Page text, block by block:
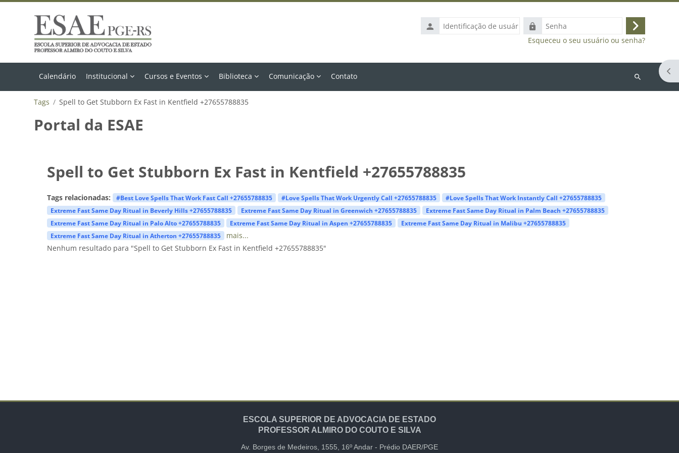
Identificação
de
Senha
Acessar
Esqueceu o seu usuário ou senha?
Calendário Institucional Cursos e Eventos Biblioteca Comunicação Contato
Buscar
Tags Spell to Get Stubborn Ex Fast in Kentfield +27655788835
Portal da ESAE
Spell to Get Stubborn Ex Fast in Kentfield +27655788835
Tags relacionadas: #Best Love Spells That Work Fast Call +27655788835 #Love Spells That Work Urgently Call +27655788835
#Love Spells That Work Instantly Call +27655788835
Extreme Fast Same Day Ritual in Beverly Hills +27655788835
Extreme Fast Same Day Ritual in Greenwich +27655788835
Extreme Fast Same Day Ritual in Palm Beach +27655788835
Extreme Fast Same Day Ritual in Palo Alto +27655788835
Extreme Fast Same Day Ritual in Aspen +27655788835
Extreme Fast Same Day Ritual in Malibu +27655788835
Extreme Fast Same Day Ritual in Atherton +27655788835
mais...
Nenhum resultado para "Spell to Get Stubborn Ex Fast in Kentfield +27655788835"
ESCOLA SUPERIOR DE ADVOCACIA DE ESTADO
PROFESSOR ALMIRO DO COUTO E SILVA
Av. Borges de Medeiros, 1555, 16º Andar - Prédio DAER/PGE